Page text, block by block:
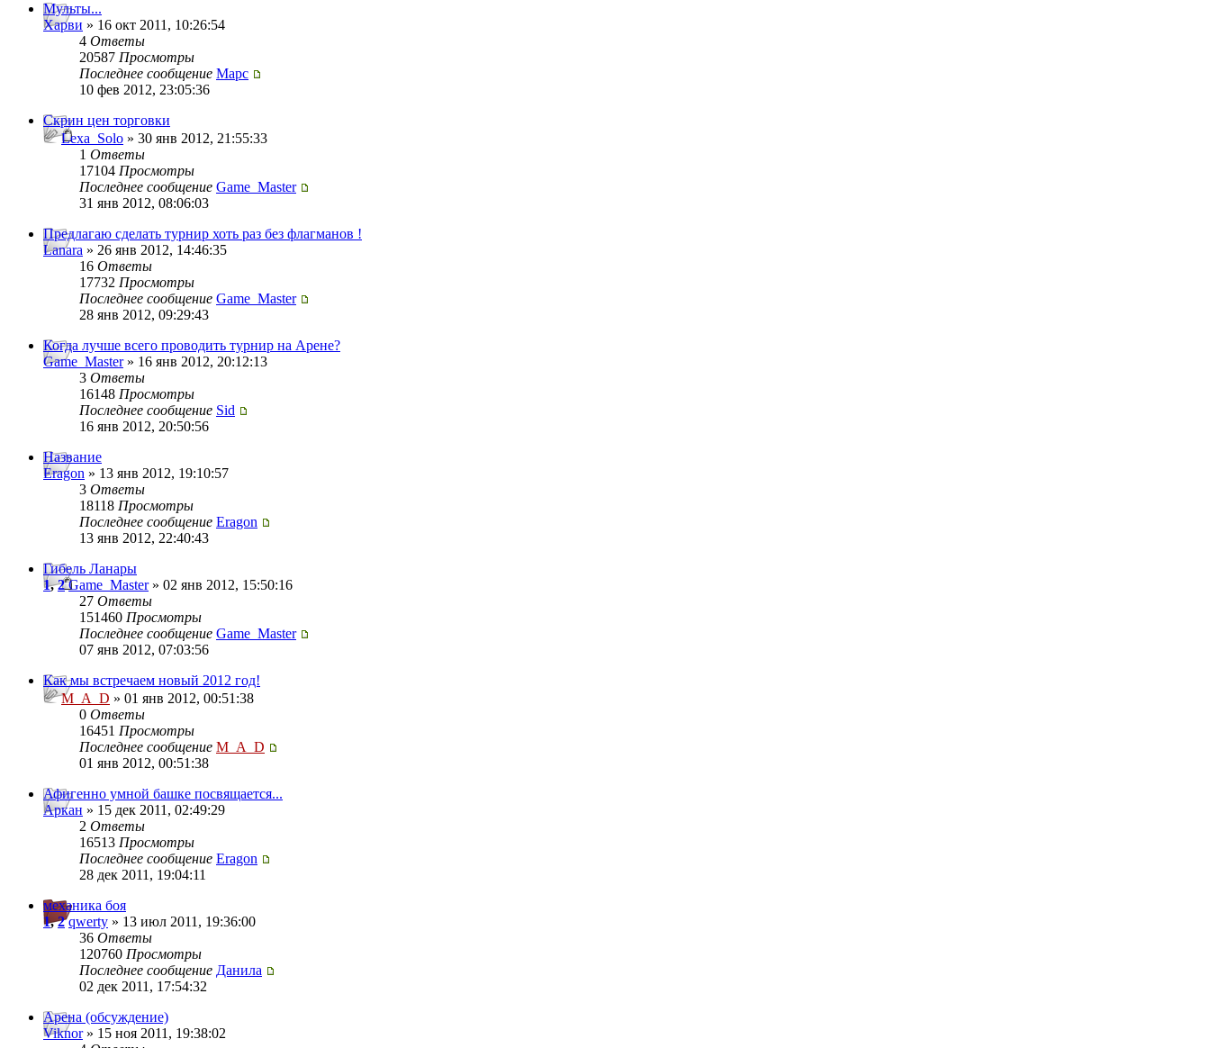
Мульты...
Харви » 16 окт 2011, 10:26:54
4 Ответы
20587 Просмотры
Последнее сообщение Mapc
10 фев 2012, 23:05:36
Скрин цен торговки
Lexa_Solo » 30 янв 2012, 21:55:33
1 Ответы
17104 Просмотры
Последнее сообщение Game_Master
31 янв 2012, 08:06:03
Предлагаю сделать турнир хоть раз без флагманов !
Lanara » 26 янв 2012, 14:46:35
16 Ответы
17732 Просмотры
Последнее сообщение Game_Master
28 янв 2012, 09:29:43
Когда лучше всего проводить турнир на Арене?
Game_Master» 16 янв 2012, 20:12:13
3 Ответы
16148 Просмотры
Последнее сообщение Sid
16 янв 2012, 20:50:56
Название
Eragon » 13 янв 2012, 19:10:57
3 Ответы
18118 Просмотры
Последнее сообщение Eragon
13 янв 2012, 22:40:43
Гибель Ланары
1,2 Game_Master» 02 янв 2012, 15:50:16
27 Ответы
151460 Просмотры
Последнее сообщение Game_Master
07 янв 2012, 07:03:56
Как мы встречаем новый 2012 год!
M_A_D » 01 янв 2012, 00:51:38
0 Ответы
16451 Просмотры
Последнее сообщение M_A_D
01 янв 2012, 00:51:38
Афигенно умной башке посвящается...
Аркан » 15 дек 2011, 02:49:29
2 Ответы
16513 Просмотры
Последнее сообщение Eragon
28 дек 2011, 19:04:11
механика боя
1,2 qwerty » 13 июл 2011, 19:36:00
36 Ответы
120760 Просмотры
Последнее сообщение Данила
02 дек 2011, 17:54:32
Арена (обсуждение)
Viknor» 15 ноя 2011, 19:38:02